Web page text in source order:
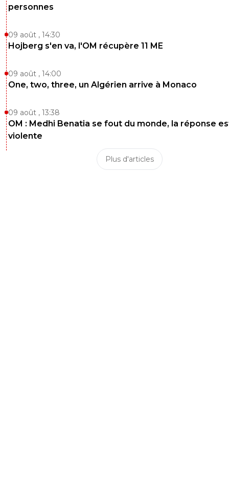
personnes
09 août , 14:30
Hojberg s'en va, l'OM récupère 11 ME
09 août , 14:00
One, two, three, un Algérien arrive à Monaco
09 août , 13:38
OM : Medhi Benatia se fout du monde, la réponse
violente
Plus d'articles